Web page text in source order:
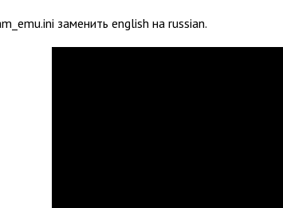
заменить english на russian.